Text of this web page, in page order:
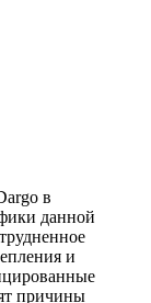
в
данной
и
причины